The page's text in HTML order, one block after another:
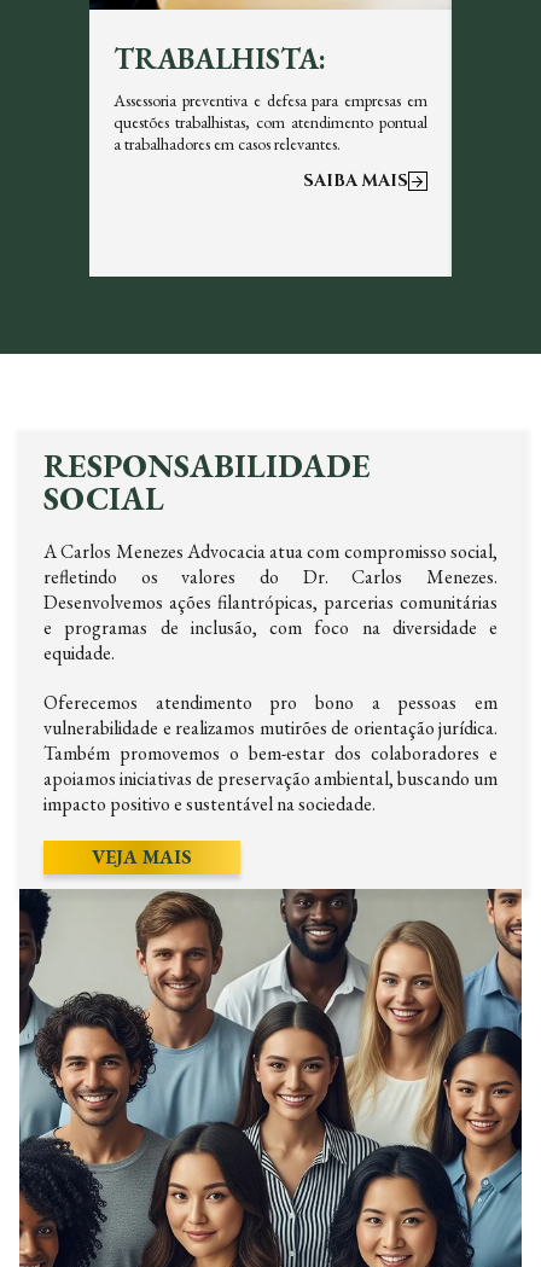
TRABALHISTA:
Assessoria preventiva e defesa para empresas em
questões trabalhistas, com atendimento pontual
a trabalhadores em casos relevantes.
SAIBA MAIS
RESPONSABILIDADE
SOCIAL
A Carlos Menezes Advocacia atua com compromisso social,
refletindo os valores do Dr. Carlos Menezes.
Desenvolvemos ações filantrópicas, parcerias comunitárias
e programas de inclusão, com foco na diversidade e
equidade.
Oferecemos atendimento pro bono a pessoas em
vulnerabilidade e realizamos mutirões de orientação jurídica.
Também promovemos o bem-estar dos colaboradores e
apoiamos iniciativas de preservação ambiental, buscando um
impacto positivo e sustentável na sociedade.
VEJA MAIS